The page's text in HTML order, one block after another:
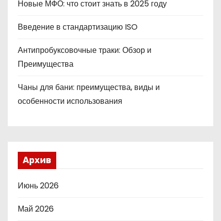
Новые МФО: что стоит знать в 2025 году
Введение в стандартизацию ISO
Антипробуксовочные траки: Обзор и
Преимущества
Чаны для бани: преимущества, виды и
особенности использования
Архив
Июнь 2026
Май 2026